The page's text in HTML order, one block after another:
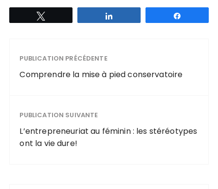
PUBLICATION PRÉCÉDENTE
Comprendre la mise à pied conservatoire
PUBLICATION SUIVANTE
L’entrepreneuriat au féminin : les stéréotypes
ont la vie dure!